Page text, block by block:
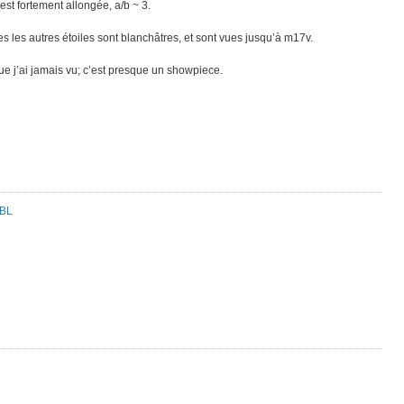
fortement allongée, a/b ~ 3.
les autres étoiles sont blanchâtres, et sont vues jusqu’à m17v.
j’ai jamais vu; c’est presque un showpiece.